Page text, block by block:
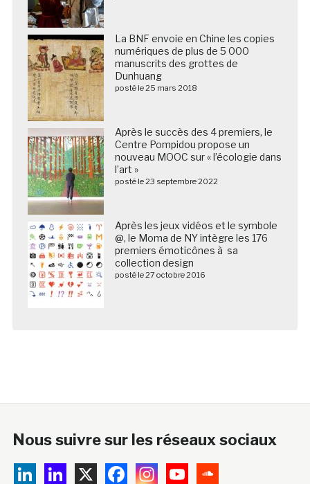
La BNF envoie en Chine les copies
numériques de plus de 5 000
manuscrits des grottes de
Dunhuang
posté le 25 mars 2018
Après le succès des 4 premiers, le
Centre Pompidou propose un
nouveau MOOC sur « l’écologie dans
l’art »
posté le 23 septembre 2022
Après les jeux vidéos et le symbole
@, le Moma de NY intègre les 176
premiers émoticônes à sa
collection design
posté le 27 octobre 2016
Nous suivre sur les réseaux sociaux